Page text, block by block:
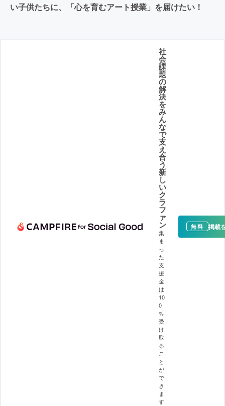
い子供たちに、「心を育むアート授業」を届けたい！
社
会
課
題
の
解
決
を
み
ん
な
で
支
え
合
う
新
し
い
ク
ラ
フ
ァ
ン
集
ま
っ
た
支
援
金
は
10
0
%
受
け
取
る
こ
と
が
で
き
ま
す
無料 掲載